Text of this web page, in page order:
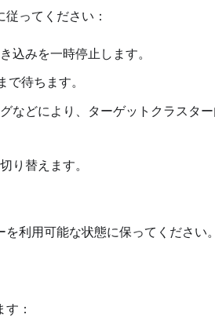
ってください：
込みを一時停止します。
で待ちます。
などにより、ターゲットクラスタ
り替えます。
利用可能な状態に保ってください
：